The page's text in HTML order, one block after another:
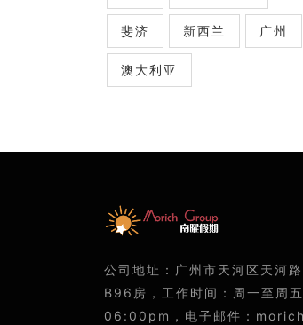
斐济 新西兰 广州
澳大利亚
公司地址：广州市天河区天河
B96房，工作时间：周一至周
06:00pm，电子邮件：